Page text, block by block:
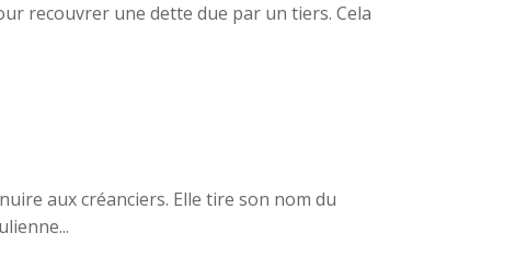
recouvrer une dette due par un tiers. Cela
aux créanciers. Elle tire son nom du